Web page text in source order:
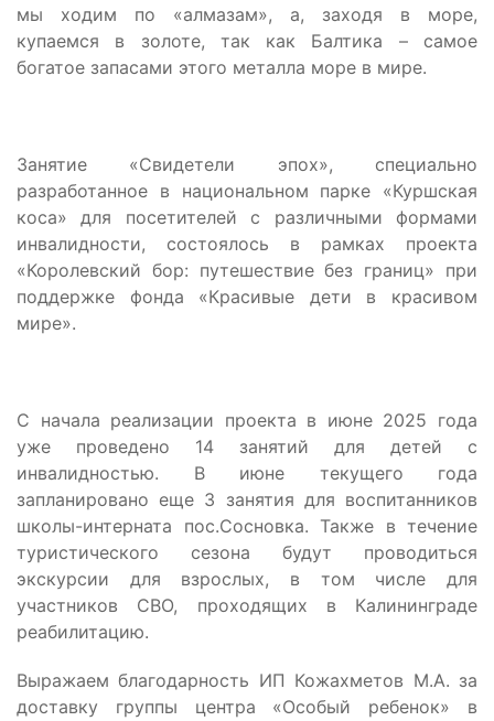
мы ходим по «алмазам», а, заходя в море,
купаемся в золоте, так как Балтика – самое
богатое запасами этого металла море в мире.
Занятие «Свидетели эпох», специально
разработанное в национальном парке «Куршская
коса» для посетителей с различными формами
инвалидности, состоялось в рамках проекта
«Королевский бор: путешествие без границ» при
поддержке фонда «Красивые дети в красивом
мире».
С начала реализации проекта в июне 2025 года
уже проведено 14 занятий для детей с
инвалидностью. В июне текущего года
запланировано еще 3 занятия для воспитанников
школы-интерната пос.Сосновка. Также в течение
туристического сезона будут проводиться
экскурсии для взрослых, в том числе для
участников СВО, проходящих в Калининграде
реабилитацию.
Выражаем благодарность ИП Кожахметов М.А. за
доставку группы центра «Особый ребенок» в